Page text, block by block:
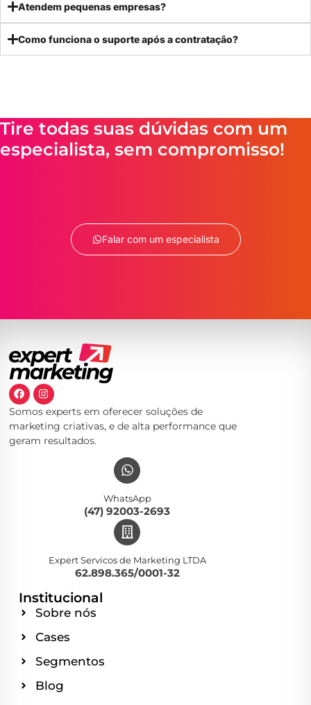
Atendem pequenas empresas?
Como funciona o suporte após a contratação?
Tire todas suas dúvidas com um
especialista, sem compromisso!
Falar com um especialista
Somos experts em oferecer soluções de
marketing criativas, e de alta performance que
geram resultados.
WhatsApp
(47) 92003-2693
Expert Servicos de Marketing LTDA
62.898.365/0001-32
Institucional
Sobre nós
Cases
Segmentos
Blog